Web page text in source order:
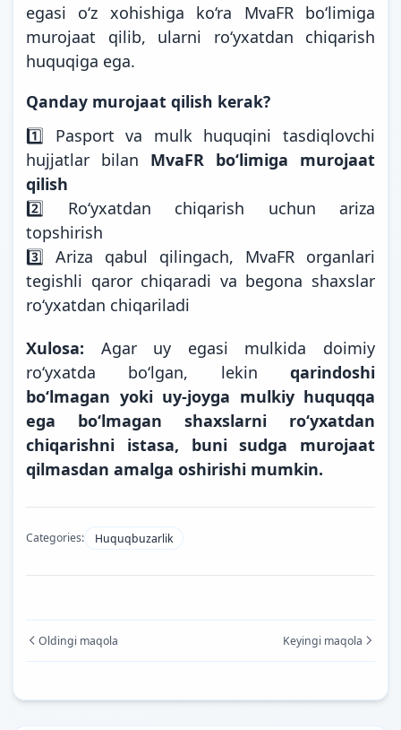
egasi o‘z xohishiga ko‘ra MvaFR bo‘limiga
murojaat qilib, ularni ro‘yxatdan chiqarish
huquqiga ega.
Qanday murojaat qilish kerak?
1️⃣ Pasport va mulk huquqini tasdiqlovchi
hujjatlar bilan MvaFR bo‘limiga murojaat
qilish
2️⃣ Ro‘yxatdan chiqarish uchun ariza
topshirish
3️⃣ Ariza qabul qilingach, MvaFR organlari
tegishli qaror chiqaradi va begona shaxslar
ro‘yxatdan chiqariladi
Xulosa: Agar uy egasi mulkida doimiy
ro‘yxatda bo‘lgan, lekin qarindoshi
bo‘lmagan yoki uy-joyga mulkiy huquqqa
ega bo‘lmagan shaxslarni ro‘yxatdan
chiqarishni istasa, buni sudga murojaat
qilmasdan amalga oshirishi mumkin.
Categories: Huquqbuzarlik
Oldingi maqola Keyingi maqola